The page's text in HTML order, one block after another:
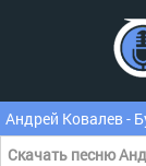
Андрей Ковалев -
Скачать песню